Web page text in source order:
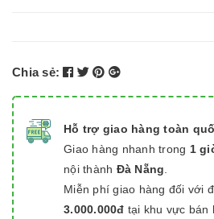
Chia sẻ:
Hỗ trợ giao hàng toàn
Giao hàng nhanh trong 1
nội thành Đà Nẵng
Miễn phí giao hàng đối với
3.000.000đ tại khu vực bán